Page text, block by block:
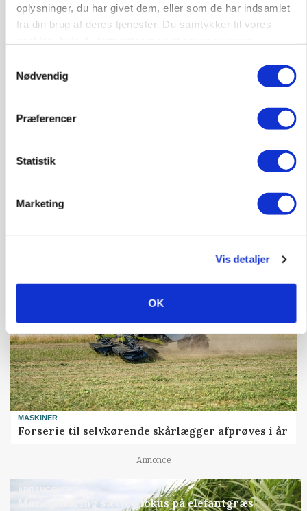
oplysninger, du har givet dem, eller som de har indsamlet
fra din brug af deres tjenester. Du samtykker til vores
Nødvendig
Præferencer
Statistik
Marketing
Vis detaljer
OK
HØST-TOUR
På døgnvagt i høsten
MASKINER
Forserie til selvkørende skårlægger afprøves i år
Annonce
ARRANGEMENT
Markvandring sætter fokus på elefantgræs